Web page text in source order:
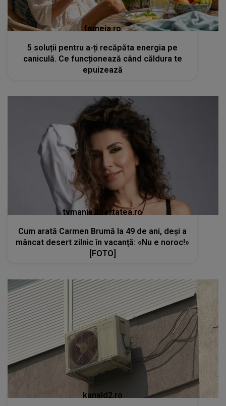
femeia.ro
5 soluții pentru a-ți recăpăta energia pe
caniculă. Ce funcționează când căldura te
epuizează
tvmania.libertatea.ro
Cum arată Carmen Brumă la 49 de ani, deși a
mâncat desert zilnic în vacanță: «Nu e noroc!»
[FOTO]
kanald2.ro